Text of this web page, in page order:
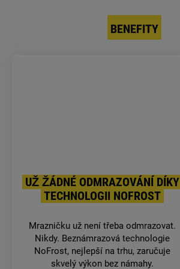
BENEFITY
UŽ ŽÁDNÉ ODMRAZOVÁNÍ DÍKY
TECHNOLOGII NOFROST
Mrazničku už není třeba odmrazovat.
Nikdy. Beznámrazová technologie
NoFrost, nejlepší na trhu, zaručuje
skvelý výkon bez námahy.